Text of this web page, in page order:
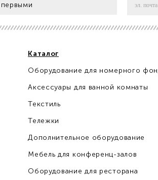
Каталог
Оборудование для номерного
Аксессуары для ванной комнаты
Текстиль
Тележки
Дополнительное оборудование
Мебель для конференц-залов
Оборудование для ресторана